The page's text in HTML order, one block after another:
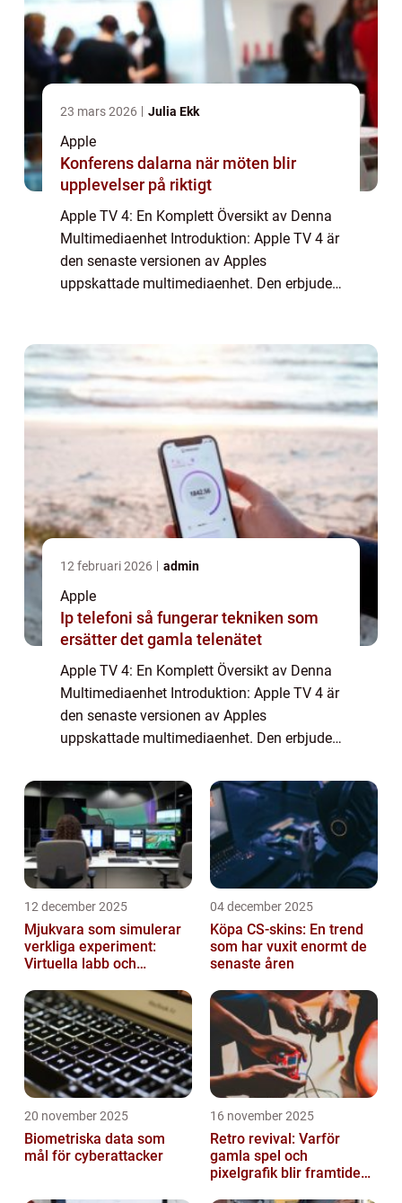
23 mars 2026 Julia Ekk
Apple
Konferens dalarna när möten blir
upplevelser på riktigt
Apple TV 4: En Komplett Översikt av Denna
Multimediaenhet Introduktion: Apple TV 4 är
den senaste versionen av Apples
uppskattade multimediaenhet. Den erbjuder
förbättringar jämfö...
12 februari 2026 admin
Apple
Ip telefoni så fungerar tekniken som
ersätter det gamla telenätet
Apple TV 4: En Komplett Översikt av Denna
Multimediaenhet Introduktion: Apple TV 4 är
den senaste versionen av Apples
uppskattade multimediaenhet. Den erbjuder
användarupplevelse med nya funktioner och
förbättringar jämfö...
12 december 2025
Mjukvara som simulerar
verkliga experiment:
Virtuella labb och
04 december 2025
Köpa CS-skins: En trend
som har vuxit enormt de
senaste åren
20 november 2025
Biometriska data som
mål för cyberattacker
16 november 2025
Retro revival: Varför
gamla spel och
pixelgrafik blir framtidens